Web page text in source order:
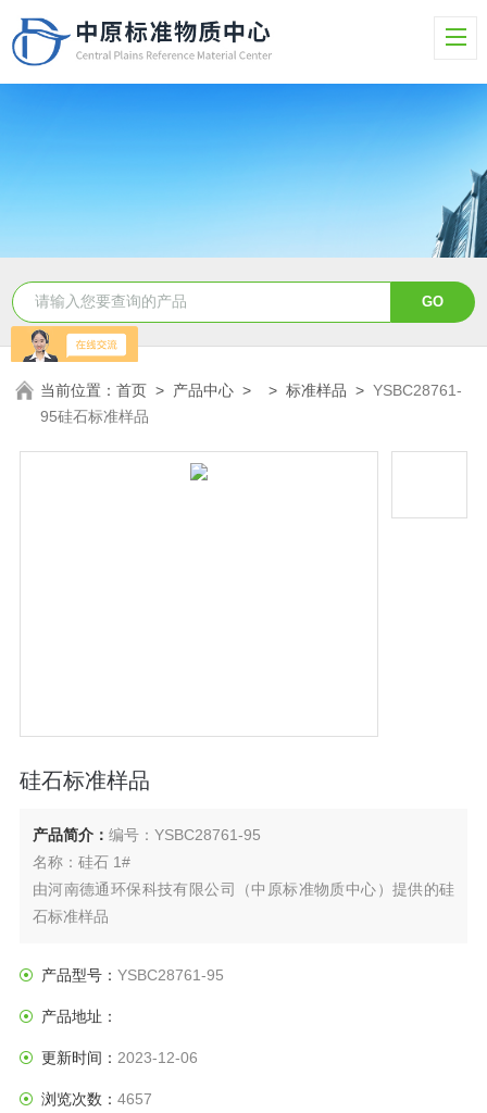
当前位置：首页 > 产品中心 > >标准样品 >YSBC28761-
95硅石标准样品
硅石标准样品
产品简介： 编号：YSBC28761-95
名称：硅石 1#
由河南德通环保科技有限公司（中原标准物质中心）提供的硅
石标准样品
产品型号： YSBC28761-95
产品地址：
更新时间： 2023-12-06
浏览次数： 4657